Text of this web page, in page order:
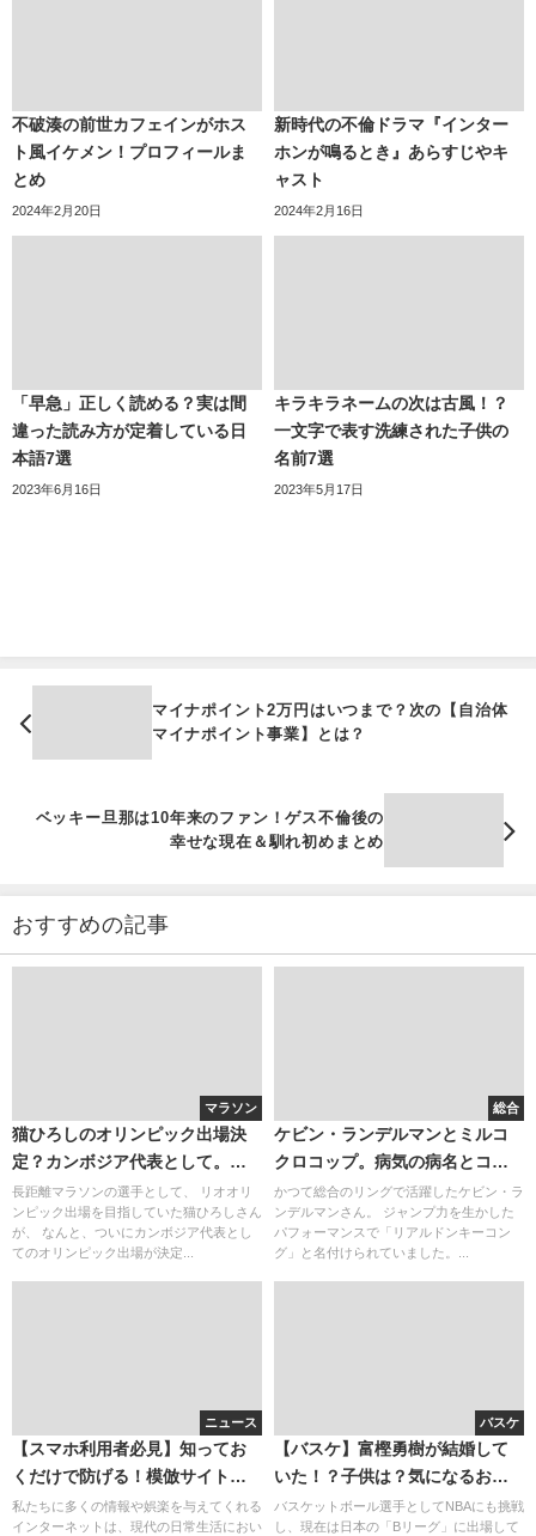
不破湊の前世カフェインがホス
ト風イケメン！プロフィールま
とめ
2024年2月20日
新時代の不倫ドラマ『インター
ホンが鳴るとき』あらすじやキ
ャスト
2024年2月16日
「早急」正しく読める？実は間
違った読み方が定着している日
本語7選
2023年6月16日
キラキラネームの次は古風！？
一文字で表す洗練された子供の
名前7選
2023年5月17日
マイナポイント2万円はいつまで？次の【自治体
マイナポイント事業】とは？
ベッキー旦那は10年来のファン！ゲス不倫後の
幸せな現在＆馴れ初めまとめ
おすすめの記事
マラソン
猫ひろしのオリンピック出場決
定？カンボジア代表として。黒
幕と微兵制
長距離マラソンの選手として、 リオオリ
ンピック出場を目指していた猫ひろしさん
が、 なんと、ついにカンボジア代表とし
てのオリンピック出場が決定...
総合
ケビン・ランデルマンとミルコ
クロコップ。病気の病名とコメ
ント。腕相撲も強い筋肉。現在
のベンチプレスは？
かつて総合のリングで活躍したケビン・ラ
ンデルマンさん。 ジャンプ力を生かした
パフォーマンスで「リアルドンキーコン
グ」と名付けられていました。...
ニュース
【スマホ利用者必見】知ってお
くだけで防げる！模倣サイト詐
欺の対策方
私たちに多くの情報や娯楽を与えてくれる
インターネットは、現代の日常生活におい
バスケ
【バスケ】富樫勇樹が結婚して
いた！？子供は？気になるお相
手を調査！
バスケットボール選手としてNBAにも挑戦
し、現在は日本の「Bリーグ」に出場して